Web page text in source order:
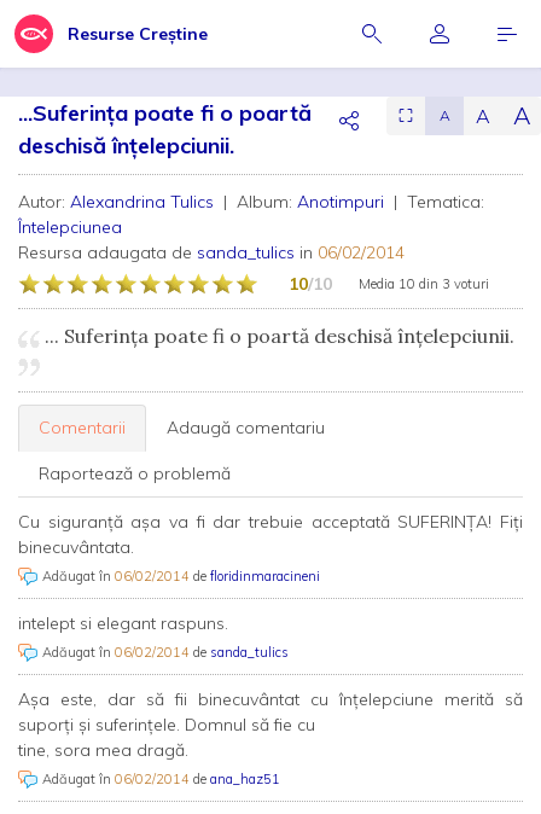
Resurse Creștine
...Suferinţa poate fi o poartă
deschisă înțelepciunii.
⛶ A A A
Autor: Alexandrina Tulics | Album: Anotimpuri | Tematica:
Întelepciunea
Resursa adaugata de sanda_tulics in 06/02/2014
10/10 Media 10 din 3 voturi
... Suferinţa poate fi o poartă deschisă înțelepciunii.
Comentarii Adaugă comentariu
Raportează o problemă
Cu siguranţă aşa va fi dar trebuie acceptată SUFERINŢA! Fiţi
binecuvântata.
Adăugat în 06/02/2014 de floridinmaracineni
intelept si elegant raspuns.
Adăugat în 06/02/2014 de sanda_tulics
Așa este, dar să fii binecuvântat cu înțelepciune merită să
suporți și suferințele. Domnul să fie cu
tine, sora mea dragă.
Adăugat în 06/02/2014 de ana_haz51